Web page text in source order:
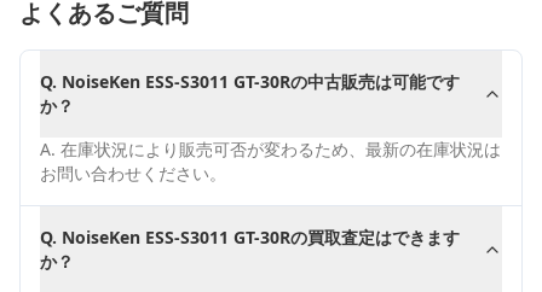
よくあるご質問
Q. NoiseKen ESS-S3011 GT-30Rの中古販売は可能です
か？
A. 在庫状況により販売可否が変わるため、最新の在庫状況は
お問い合わせください。
Q. NoiseKen ESS-S3011 GT-30Rの買取査定はできます
か？